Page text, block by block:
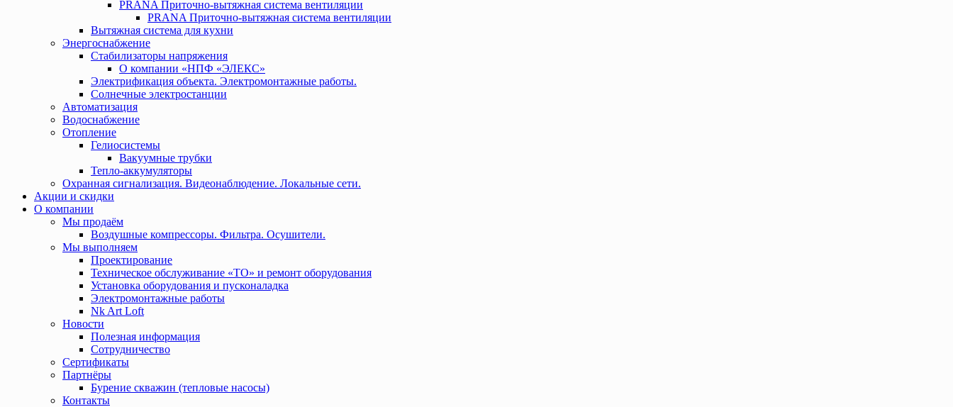
PRANA Приточно-вытяжная система вентиляции
PRANA Приточно-вытяжная система вентиляции
Вытяжная система для кухни
Энергоснабжение
Стабилизаторы напряжения
О компании «НПФ «ЭЛЕКС»
Электрификация объекта. Электромонтажные работы.
Солнечные электростанции
Автоматизация
Водоснабжение
Отопление
Гелиосистемы
Вакуумные трубки
Тепло-аккумуляторы
Охранная сигнализация. Видеонаблюдение. Локальные сети.
Акции и скидки
О компании
Мы продаём
Воздушные компрессоры. Фильтра. Осушители.
Мы выполняем
Проектирование
Техническое обслуживание «ТО» и ремонт оборудования
Установка оборудования и пусконаладка
Электромонтажные работы
Nk Art Loft
Новости
Полезная информация
Сотрудничество
Сертификаты
Партнёры
Бурение скважин (тепловые насосы)
Контакты